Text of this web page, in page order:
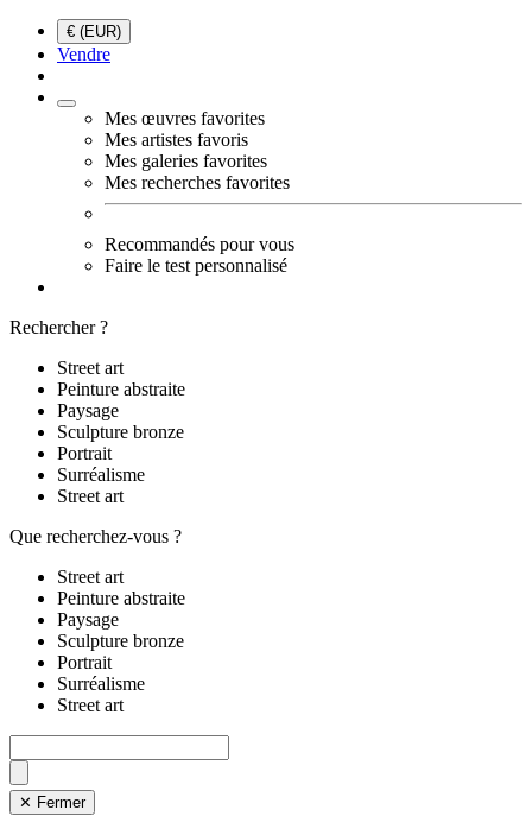
€ (EUR)
Vendre
Mes œuvres favorites
Mes artistes favoris
Mes galeries favorites
Mes recherches favorites
Recommandés pour vous
Faire le test personnalisé
Rechercher ?
Street art
Peinture abstraite
Paysage
Sculpture bronze
Portrait
Surréalisme
Street art
Que recherchez-vous ?
Street art
Peinture abstraite
Paysage
Sculpture bronze
Portrait
Surréalisme
Street art
✕ Fermer